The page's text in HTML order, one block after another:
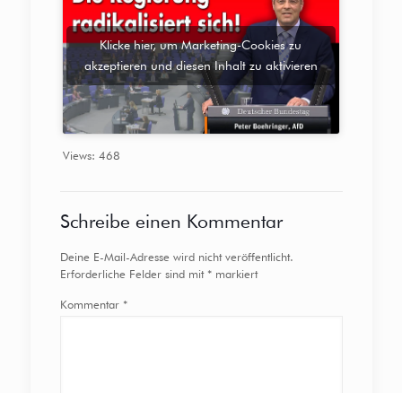
Klicke hier, um Marketing-Cookies zu
akzeptieren und diesen Inhalt zu aktivieren
Views: 468
Schreibe einen Kommentar
Deine E-Mail-Adresse wird nicht veröffentlicht.
Erforderliche Felder sind mit *markiert
Kommentar *